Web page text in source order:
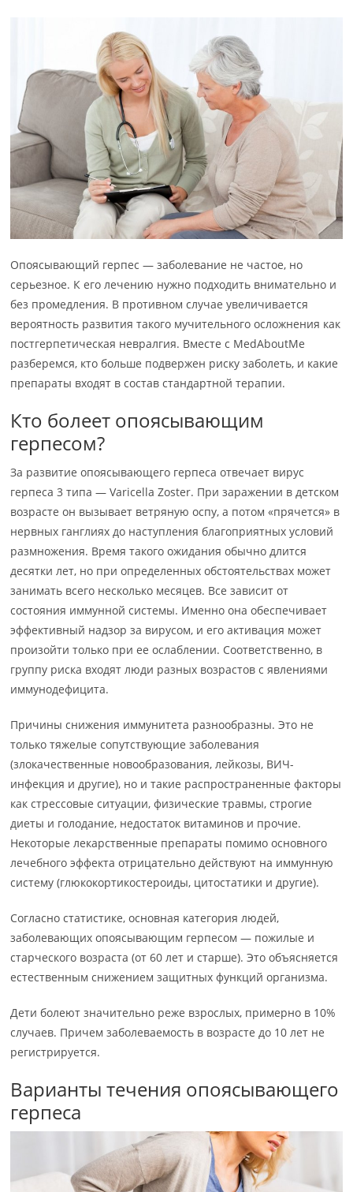
Опоясывающий герпес — заболевание не частое, но
серьезное. К его лечению нужно подходить внимательно и
без промедления. В противном случае увеличивается
вероятность развития такого мучительного осложнения как
постгерпетическая невралгия. Вместе с MedAboutMe
разберемся, кто больше подвержен риску заболеть, и какие
препараты входят в состав стандартной терапии.
Кто болеет опоясывающим
герпесом?
За развитие опоясывающего герпеса отвечает вирус
герпеса 3 типа — Varicella Zoster. При заражении в детском
возрасте он вызывает ветряную оспу, а потом «прячется» в
нервных ганглиях до наступления благоприятных условий
размножения. Время такого ожидания обычно длится
десятки лет, но при определенных обстоятельствах может
занимать всего несколько месяцев. Все зависит от
состояния иммунной системы. Именно она обеспечивает
эффективный надзор за вирусом, и его активация может
произойти только при ее ослаблении. Соответственно, в
группу риска входят люди разных возрастов с явлениями
иммунодефицита.
Причины снижения иммунитета разнообразны. Это не
только тяжелые сопутствующие заболевания
(злокачественные новообразования, лейкозы, ВИЧ-
инфекция и другие), но и такие распространенные факторы
как стрессовые ситуации, физические травмы, строгие
диеты и голодание, недостаток витаминов и прочие.
Некоторые лекарственные препараты помимо основного
лечебного эффекта отрицательно действуют на иммунную
систему (глюкокортикостероиды, цитостатики и другие).
Согласно статистике, основная категория людей,
заболевающих опоясывающим герпесом — пожилые и
старческого возраста (от 60 лет и старше). Это объясняется
естественным снижением защитных функций организма.
Дети болеют значительно реже взрослых, примерно в 10%
случаев. Причем заболеваемость в возрасте до 10 лет не
регистрируется.
Варианты течения опоясывающего
герпеса